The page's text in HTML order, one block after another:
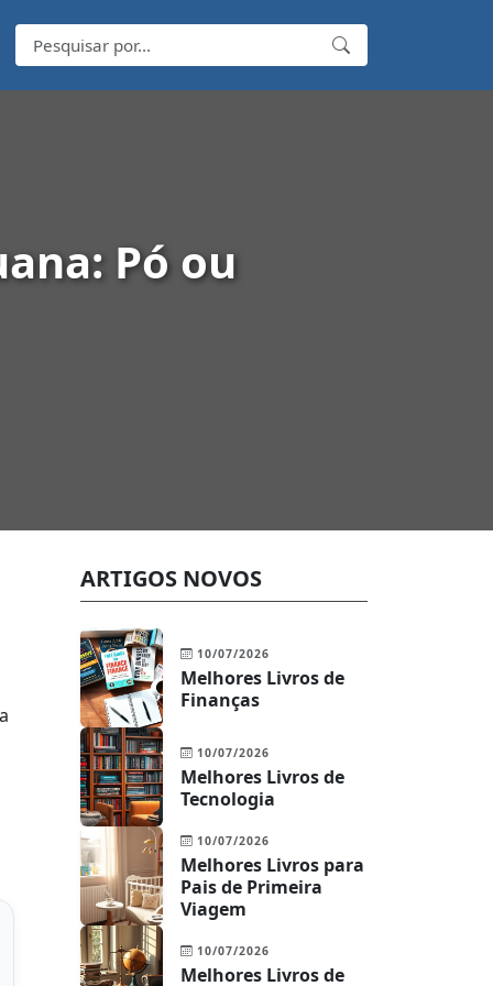
Pó ou
ARTIGOS NOVOS
10/07/2026
Melhores Livros de
Finanças
10/07/2026
Melhores Livros de
Tecnologia
10/07/2026
Melhores Livros para
Pais de Primeira
Viagem
10/07/2026
Melhores Livros de